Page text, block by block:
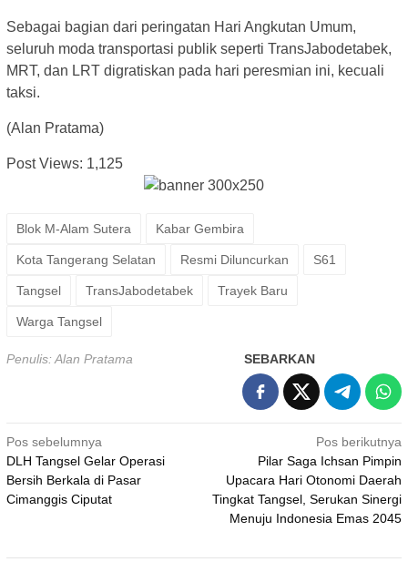
Sebagai bagian dari peringatan Hari Angkutan Umum,
seluruh moda transportasi publik seperti TransJabodetabek,
MRT, dan LRT digratiskan pada hari peresmian ini, kecuali
taksi.
(Alan Pratama)
Post Views: 1,125
Blok M-Alam Sutera Kabar Gembira
Kota Tangerang Selatan Resmi Diluncurkan S61
Tangsel TransJabodetabek Trayek Baru
Warga Tangsel
Penulis: Alan Pratama SEBARKAN
Navigasi
pos
Pos sebelumnya
DLH Tangsel Gelar Operasi
Bersih Berkala di Pasar
Cimanggis Ciputat
Pos berikutnya
Pilar Saga Ichsan Pimpin
Upacara Hari Otonomi Daerah
Tingkat Tangsel, Serukan Sinergi
Menuju Indonesia Emas 2045